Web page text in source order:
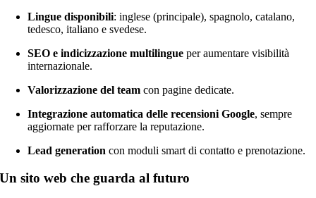
Lingue disponibili: inglese (principale), spagnolo, catalano,
tedesco, italiano e svedese.
SEO e indicizzazione multilingue per aumentare visibilità
internazionale.
Valorizzazione del team con pagine dedicate.
Integrazione automatica delle recensioni Google, sempre
aggiornate per rafforzare la reputazione.
Lead generation con moduli smart di contatto e prenotazione.
Un sito web che guarda al futuro